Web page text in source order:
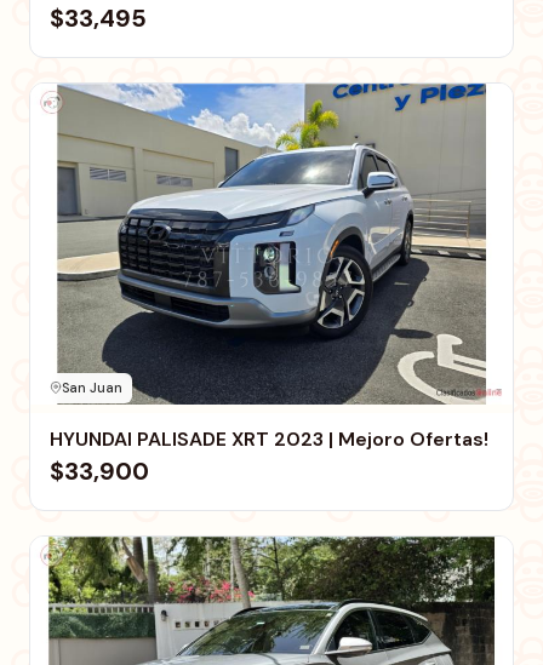
$33,495
San Juan
HYUNDAI PALISADE XRT 2023 | Mejoro Ofertas!
$33,900